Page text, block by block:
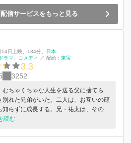
信サービスをもっと見る
日上映 134分
日本
ドラマ コメディ ／ 配給： 東宝
3.3
3252
むちゃくちゃな人生を送る父に捨てら
別れた兄弟がいた。二人は、お互いの顔
知らずに成長する。兄・祐太は、その人
のソースをかけたハムカツを名物に、行
京下町・善人通り商店街の顔に。弟・祐
読む